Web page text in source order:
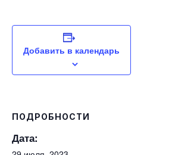
Добавить в календарь
ПОДРОБНОСТИ
Дата: